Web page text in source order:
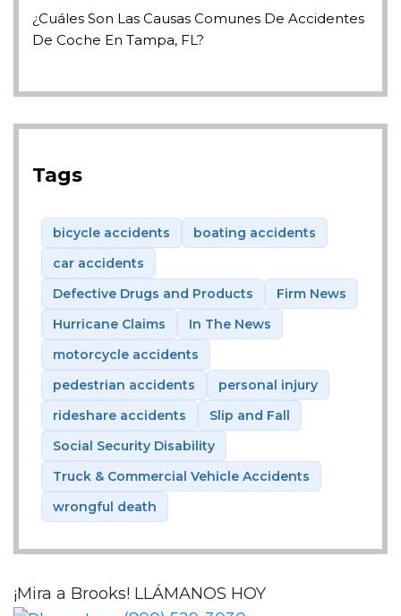
¿Cuáles Son Las Causas Comunes De Accidentes
De Coche En Tampa, FL?
Tags
bicycle accidents
boating accidents
car accidents
Defective Drugs and Products
Firm News
Hurricane Claims
In The News
motorcycle accidents
pedestrian accidents
personal injury
rideshare accidents
Slip and Fall
Social Security Disability
Truck & Commercial Vehicle Accidents
wrongful death
¡Mira a Brooks! LLÁMANOS HOY